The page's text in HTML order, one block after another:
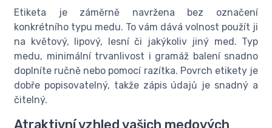
Etiketa je záměrně navržena bez označení
konkrétního typu medu. To vám dává volnost použít ji
na květový, lipový, lesní či jakýkoliv jiný med. Typ
medu, minimální trvanlivost i gramáž balení snadno
doplníte ručně nebo pomocí razítka. Povrch etikety je
dobře popisovatelný, takže zápis údajů je snadný a
čitelný.
Atraktivní vzhled vašich medových